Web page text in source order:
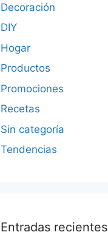
Decoración
DIY
Hogar
Productos
Promociones
Recetas
Sin categoría
Tendencias
Entradas recientes